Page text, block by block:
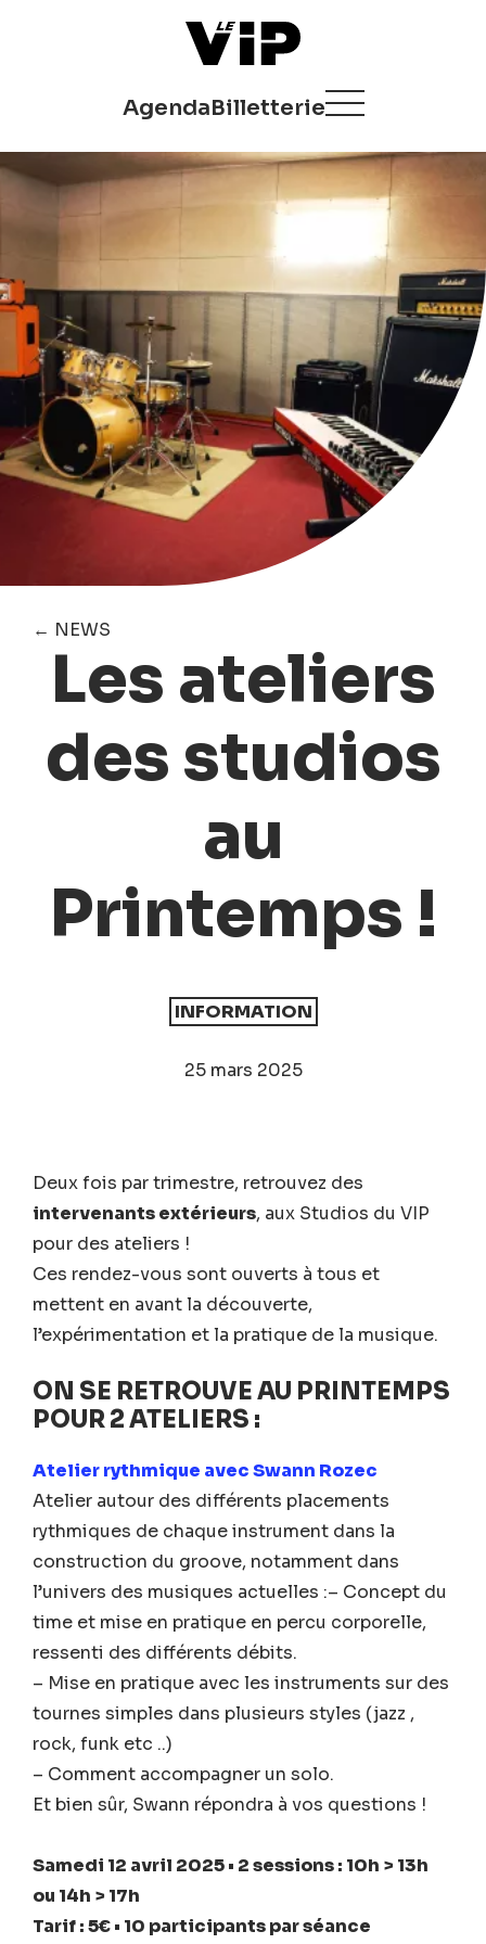
AgendaBilletterie
← NEWS
Les ateliers
des studios
au
Printemps !
INFORMATION
25 mars 2025
Deux fois par trimestre, retrouvez des
intervenants extérieurs, aux Studios du VIP
pour des ateliers !
Ces rendez-vous sont ouverts à tous et
mettent en avant la découverte,
l’expérimentation et la pratique de la musique.
ON SE RETROUVE AU PRINTEMPS
POUR 2 ATELIERS :
Atelier rythmique avec Swann Rozec
Atelier autour des différents placements
rythmiques de chaque instrument dans la
construction du groove, notamment dans
l’univers des musiques actuelles :– Concept du
time et mise en pratique en percu corporelle,
ressenti des différents débits.
– Mise en pratique avec les instruments sur des
tournes simples dans plusieurs styles (jazz ,
rock, funk etc ..)
– Comment accompagner un solo.
Et bien sûr, Swann répondra à vos questions !
Samedi 12 avril 2025 • 2sessions: 10h > 13h
ou 14h > 17h
Tarif : 5€ • 10 participants par séance